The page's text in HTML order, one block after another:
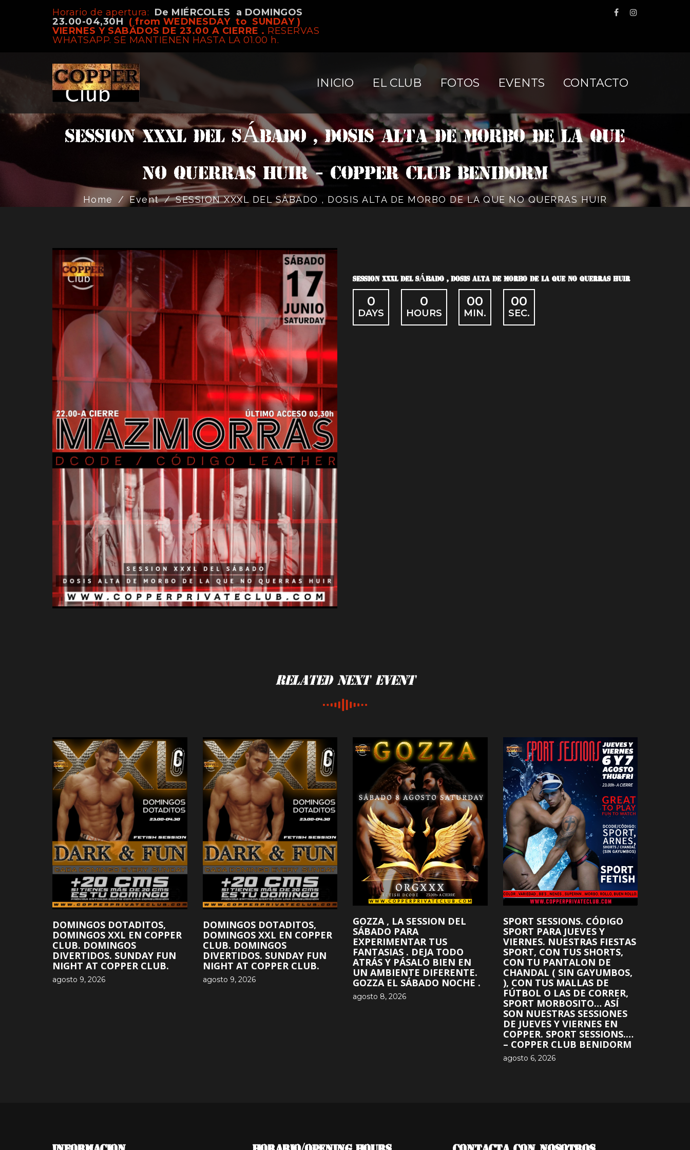
Horario de apertura: De MIÉRCOLES a DOMINGOS
23.00-04,30H ( from WEDNESDAY to SUNDAY )
VIERNES Y SABÁDOS DE 23.00 A CIERRE . RESERVAS
WHATSAPP. SE MANTIENEN HASTA LA 01.00 h.
INICIO EL CLUB FOTOS EVENTS CONTACTO
SESSION XXXL DEL SÁBADO , DOSIS ALTA DE MORBO DE LA QUE
NO QUERRAS HUIR - Copper Club Benidorm
Home / Event / SESSION XXXL DEL SÁBADO , DOSIS ALTA DE MORBO DE LA QUE NO QUERRAS HUIR
SESSION XXXL DEL SÁBADO , DOSIS ALTA DE MORBO DE LA QUE NO QUERRAS HUIR
0
DAYS
0
HOURS
00
MIN.
00
SEC.
Related Next Event
DOMINGOS DOTADITOS,
DOMINGOS XXL EN COPPER
CLUB. DOMINGOS
DIVERTIDOS. SUNDAY FUN
NIGHT AT COPPER CLUB.
agosto 9, 2026
DOMINGOS DOTADITOS,
DOMINGOS XXL EN COPPER
CLUB. DOMINGOS
DIVERTIDOS. SUNDAY FUN
NIGHT AT COPPER CLUB.
agosto 9, 2026
GOZZA , LA SESSION DEL
SÁBADO PARA
EXPERIMENTAR TUS
FANTASIAS . DEJA TODO
ATRÁS Y PÁSALO BIEN EN
UN AMBIENTE DIFERENTE.
GOZZA EL SÁBADO NOCHE .
agosto 8, 2026
SPORT SESSIONS. CÓDIGO
SPORT PARA JUEVES Y
VIERNES. NUESTRAS FIESTAS
SPORT, CON TUS SHORTS,
CON TU PANTALON DE
CHANDAL ( SIN GAYUMBOS,
), CON TUS MALLAS DE
FÚTBOL O LAS DE CORRER,
SPORT MORBOSITO… ASÍ
SON NUESTRAS SESSIONES
DE JUEVES Y VIERNES EN
COPPER. SPORT SESSIONS.…
– COPPER CLUB BENIDORM
agosto 6, 2026